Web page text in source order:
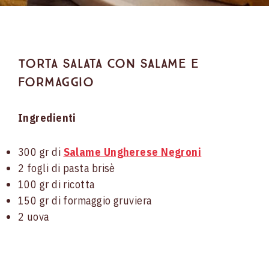
Torta salata con salame e
formaggio
Ingredienti
300 gr di Salame Ungherese Negroni
2 fogli di pasta brisè
100 gr di ricotta
150 gr di formaggio gruviera
2 uova